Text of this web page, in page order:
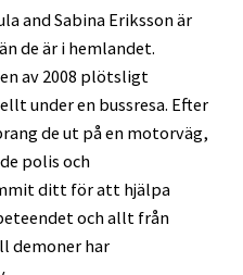
and Sabina Eriksson är
de är i hemlandet.
av 2008 plötsligt
under en bussresa. Efter
de ut på en motorväg,
polis och
ditt för att hjälpa
och allt från
demoner har